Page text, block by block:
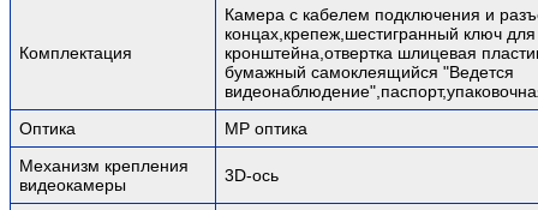
Комплектация
Камера с кабелем подключения и
концах,крепеж,шестигранный ключ для
кронштейна,отвертка шлицевая
бумажный самоклеящийся "Ведется
Оптика
MP оптика
Механизм крепления
видеокамеры
3D-ось